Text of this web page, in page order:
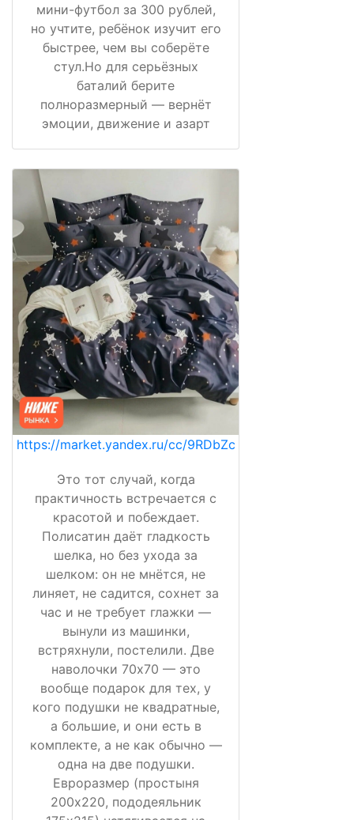
мини-футбол за 300 рублей,
но учтите, ребёнок изучит его
быстрее, чем вы соберёте
стул.Но для серьёзных
баталий берите
полноразмерный — вернёт
эмоции, движение и азарт
https://market.yandex.ru/cc/9RDbZc
Это тот случай, когда
практичность встречается с
красотой и побеждает.
Полисатин даёт гладкость
шелка, но без ухода за
шелком: он не мнётся, не
линяет, не садится, сохнет за
час и не требует глажки —
вынули из машинки,
встряхнули, постелили. Две
наволочки 70х70 — это
вообще подарок для тех, у
кого подушки не квадратные,
а большие, и они есть в
комплекте, а не как обычно —
одна на две подушки.
Евроразмер (простыня
200х220, пододеяльник